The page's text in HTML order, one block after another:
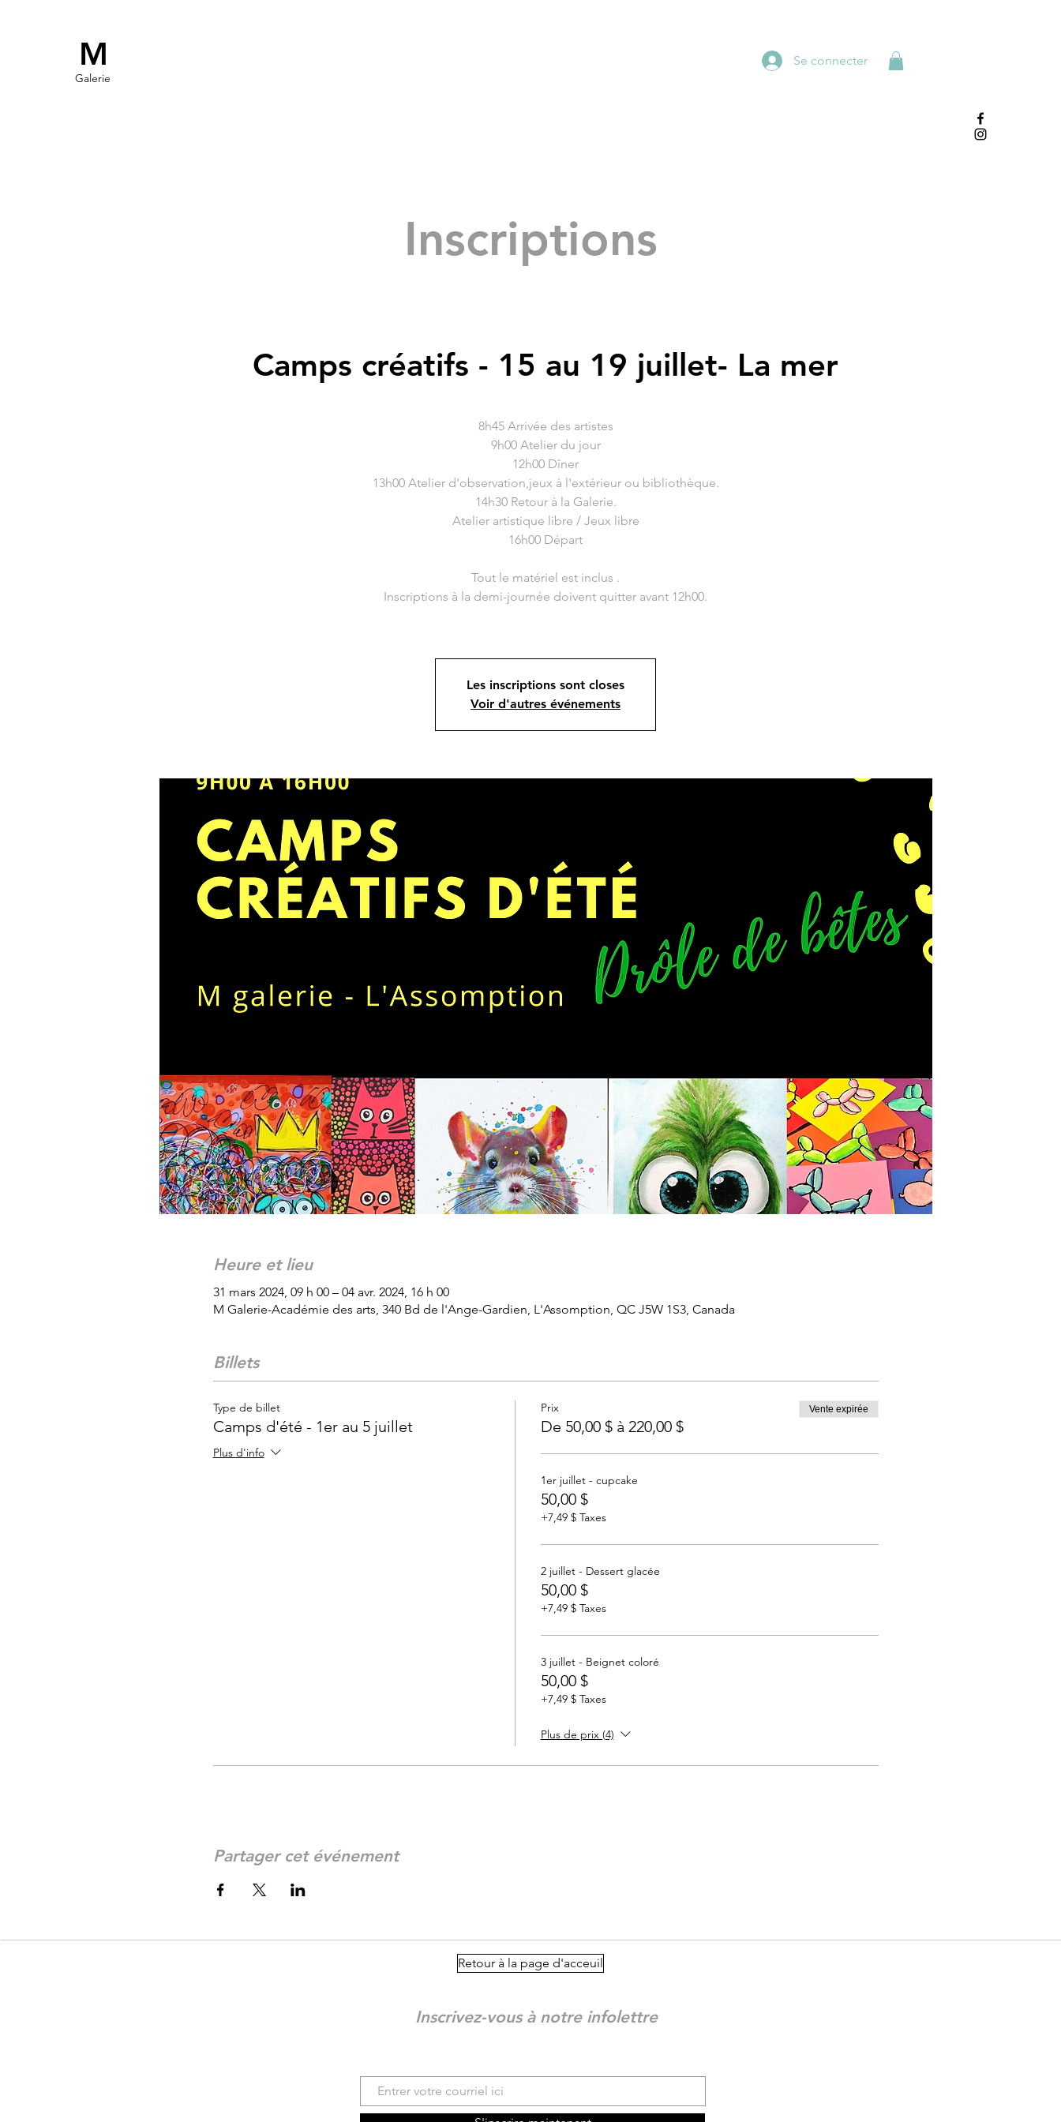
M
Galerie
Se connecter
Inscriptions
Camps créatifs - 15 au 19 juillet- La mer
8h45 Arrivée des artistes
9h00 Atelier du jour
12h00 Dîner
13h00 Atelier d'observation,jeux à l'extérieur ou bibliothèque.
14h30 Retour à la Galerie.
Atelier artistique libre / Jeux libre
16h00 Départ
Tout le matériel est inclus .
Inscriptions à la demi-journée doivent quitter avant 12h00.
Les inscriptions sont closes
Voir d'autres événements
Heure et lieu
31 mars 2024, 09 h 00 – 04 avr. 2024, 16 h 00
M Galerie-Académie des arts, 340 Bd de l'Ange-Gardien, L'Assomption, QC J5W 1S3, Canada
Billets
Type de billet
Camps d'été - 1er au 5 juillet
Plus d'info
Prix
De 50,00 $ à 220,00 $
Vente expirée
1er juillet - cupcake
50,00 $
+7,49 $ Taxes
2 juillet - Dessert glacée
50,00 $
+7,49 $ Taxes
3 juillet - Beignet coloré
50,00 $
+7,49 $ Taxes
Plus de prix (4)
Partager cet événement
Retour à la page d'acceuil
Inscrivez-vous à notre infolettre